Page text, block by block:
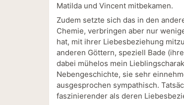
Matilda und Vincent mitbekamen.
Zudem setzte sich das in den
Chemie, verbringen aber nur
hat, mit ihrer Liebesbeziehung
anderen Göttern, speziell Bade
dabei mühelos mein
Nebengeschichte, sie sehr
ausgesprochen sympathisch.
faszinierender als deren